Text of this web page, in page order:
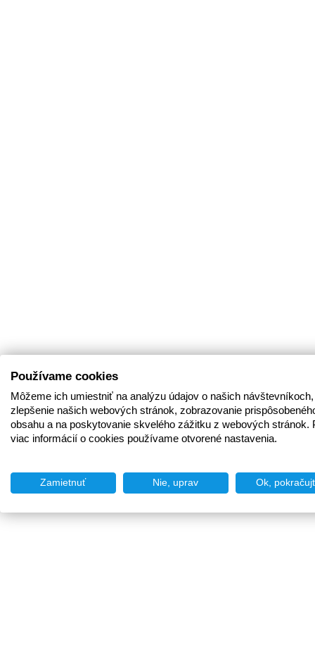
Používame cookies
Môžeme ich umiestniť na analýzu údajov o našich
zlepšenie našich webových stránok, zobrazovanie
obsahu a na poskytovanie skvelého zážitku z webových stránok.
viac informácií o cookies používame otvorené nastavenia.
Zamietnuť Nie, uprav Ok,